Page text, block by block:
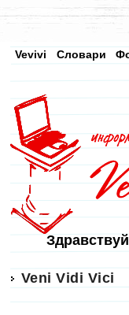
Vevivi Словари
Veni Vidi Vici